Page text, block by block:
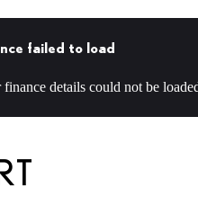
configurazione è CHF 57'900
failed to load
details could not be loaded.
Menu